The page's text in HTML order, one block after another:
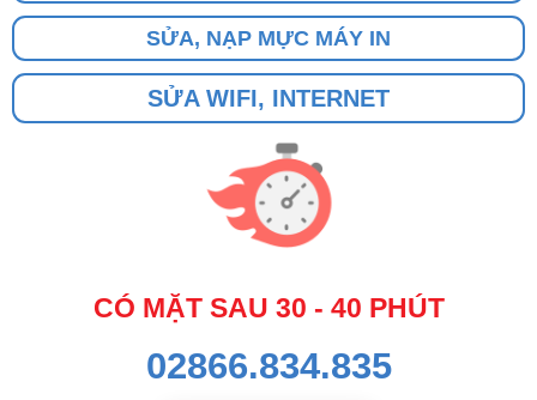
SỬA, NẠP MỰC MÁY IN
SỬA WIFI, INTERNET
CÓ MẶT SAU 30 - 40 PHÚT
02866.834.835